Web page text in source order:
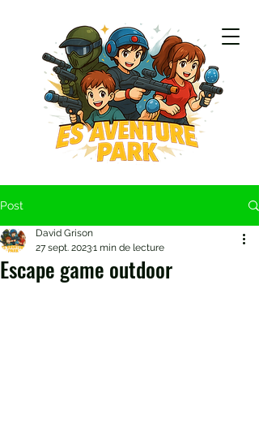
Post
Escape game outdoor
David Grison
27 sept. 20231 min de lecture